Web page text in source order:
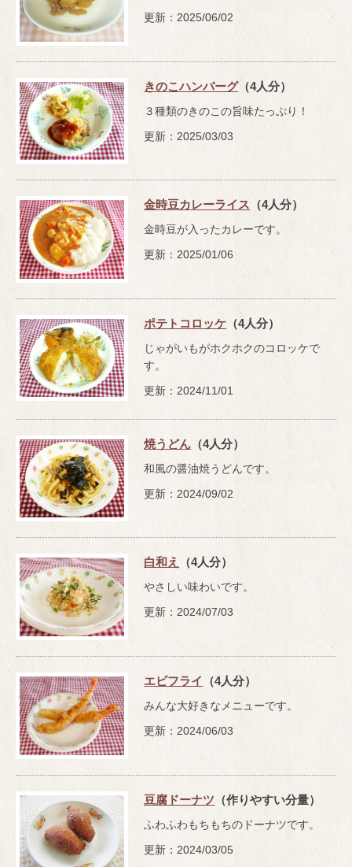
更新：2025/06/02
きのこハンバーグ（4人分）
３種類のきのこの旨味たっぷり！
更新：2025/03/03
金時豆カレーライス （4人分）
金時豆が入ったカレーです。
更新：2025/01/06
ポテトコロッケ （4人分）
じゃがいもがホクホクのコロッケで
す。
更新：2024/11/01
焼うどん （4人分）
和風の醤油焼うどんです。
更新：2024/09/02
白和え （4人分）
やさしい味わいです。
更新：2024/07/03
エビフライ （4人分）
みんな大好きなメニューです。
更新：2024/06/03
豆腐ドーナツ （作りやすい分量）
ふわふわもちもちのドーナツです。
更新：2024/03/05